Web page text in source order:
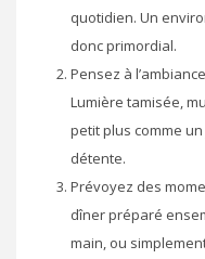
quotidien. Un
donc primordial.
Pensez à
Lumière tamisée,
petit plus comme
détente.
Prévoyez des
dîner préparé
main, ou